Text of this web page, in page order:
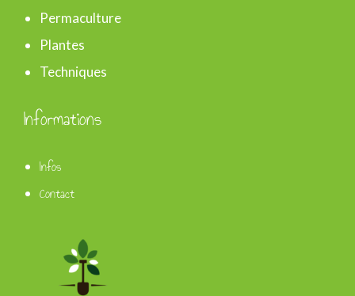
Permaculture
Plantes
Techniques
Informations
Infos
Contact